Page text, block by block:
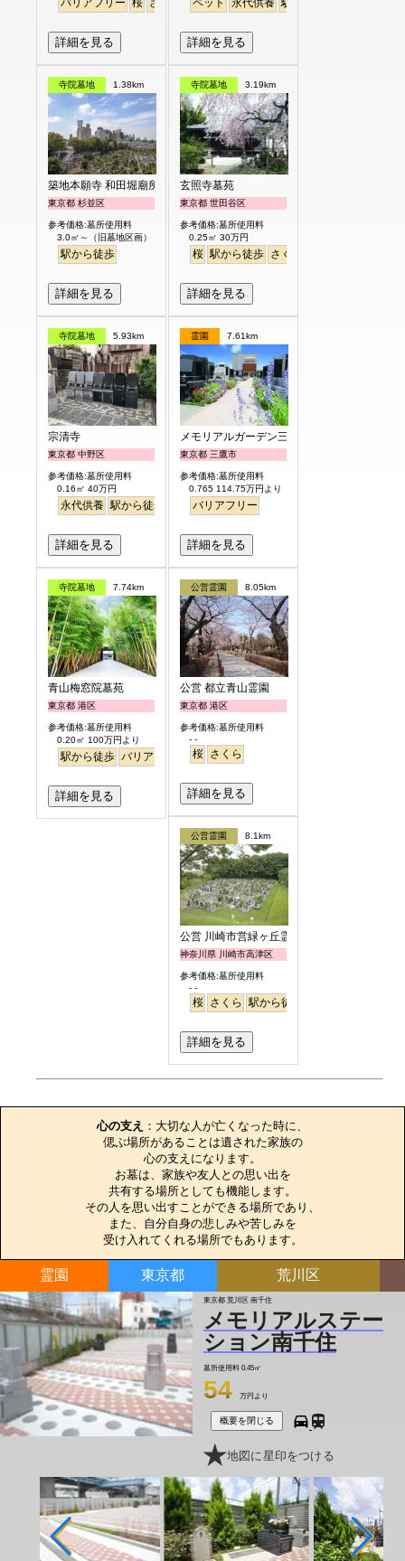
バリアフリー 桜 さくら 平坦
詳細を見る
ペット 永代供養 駅から徒歩
詳細を見る
寺院墓地 1.38km
築地本願寺 和田堀廟所
東京都 杉並区
参考価格:墓所使用料
3.0㎡～（旧墓地区画） 都度お見積り
駅から徒歩
詳細を見る
寺院墓地 3.19km
玄照寺墓苑
東京都 世田谷区
参考価格:墓所使用料
0.25㎡ 30万円
桜 駅から徒歩 さくら
詳細を見る
寺院墓地 5.93km
宗清寺
東京都 中野区
参考価格:墓所使用料
0.16㎡ 40万円
永代供養 駅から徒歩
詳細を見る
霊園 7.61km
メモリアルガーデン三鷹
東京都 三鷹市
参考価格:墓所使用料
0.765 114.75万円より
バリアフリー
詳細を見る
寺院墓地 7.74km
青山梅窓院墓苑
東京都 港区
参考価格:墓所使用料
0.20㎡ 100万円より
駅から徒歩 バリアフリー 永代供養
詳細を見る
公営霊園 8.05km
公営 都立青山霊園
東京都 港区
参考価格:墓所使用料
- -
桜 さくら
詳細を見る
公営霊園 8.1km
公営 川崎市営緑ヶ丘霊園
神奈川県 川崎市高津区
参考価格:墓所使用料
- -
桜 さくら 駅から徒歩
詳細を見る
心の支え ：大切な人が亡くなった時に、
偲ぶ場所があることは遺された家族の
心の支えになります。
お墓は、家族や友人との思い出を
共有する場所としても機能します。
その人を思い出すことができる場所であり、
また、自分自身の悲しみや苦しみを
受け入れてくれる場所でもあります。
霊園 東京都 荒川区
東京都 荒川区 南千住
メモリアルステー
ション南千住
墓所使用料 0.45㎡
54 万円より
概要を閉じる
地図に星印をつける